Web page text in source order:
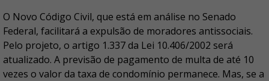
O Novo Código Civil, que está em análise no Senado
Federal, facilitará a expulsão de moradores antissociais.
Pelo projeto, o artigo 1.337 da Lei 10.406/2002 será
atualizado. A previsão de pagamento de multa de até 10
vezes o valor da taxa de condomínio permanece. Mas, se a